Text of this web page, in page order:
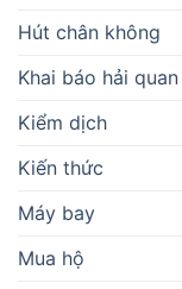
Hút chân không
Khai báo hải quan
Kiểm dịch
Kiến thức
Máy bay
Mua hộ